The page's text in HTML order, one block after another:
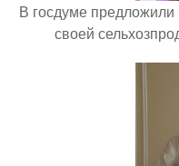
В госдуме предложили
своей